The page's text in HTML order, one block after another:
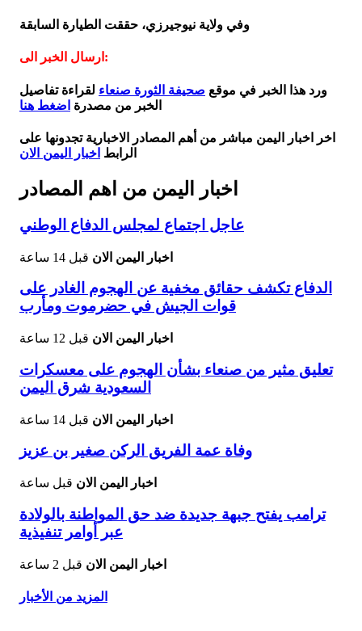
وفي ولاية نيوجيرزي، حققت الطيارة السابقة
ارسال الخبر الى:
ورد هذا الخبر في موقع صحيفة الثورة صنعاء لقراءة تفاصيل
الخبر من مصدرة اضغط هنا
اخر اخبار اليمن مباشر من أهم المصادر الاخبارية تجدونها على
الرابط اخبار اليمن الان
اخبار اليمن من اهم المصادر
عاجل اجتماع لمجلس الدفاع الوطني
اخبار اليمن الان قبل 14 ساعة
الدفاع تكشف حقائق مخفية عن الهجوم الغادر على
قوات الجيش في حضرموت ومأرب
اخبار اليمن الان قبل 12 ساعة
تعليق مثير من صنعاء بشأن الهجوم على معسكرات
السعودية شرق اليمن
اخبار اليمن الان قبل 14 ساعة
وفاة عمة الفريق الركن صغير بن عزيز
اخبار اليمن الان قبل ساعة
ترامب يفتح جبهة جديدة ضد حق المواطنة بالولادة
عبر أوامر تنفيذية
اخبار اليمن الان قبل 2 ساعة
المزيد من الأخبار